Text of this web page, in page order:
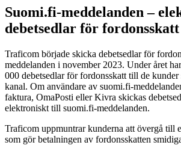
Suomi.fi-meddelanden –
debetsedlar för
Traficom började skicka debetsedlar för
meddelanden i november 2023. Under året
000 debetsedlar för fordonsskatt till de kunder
kanal. Om användare av suomi.fi-
faktura, OmaPosti eller Kivra skickas
elektroniskt till suomi.fi-meddelanden.
Traficom uppmuntrar kunderna att övergå till
som gör betalningen av fordonsskatten